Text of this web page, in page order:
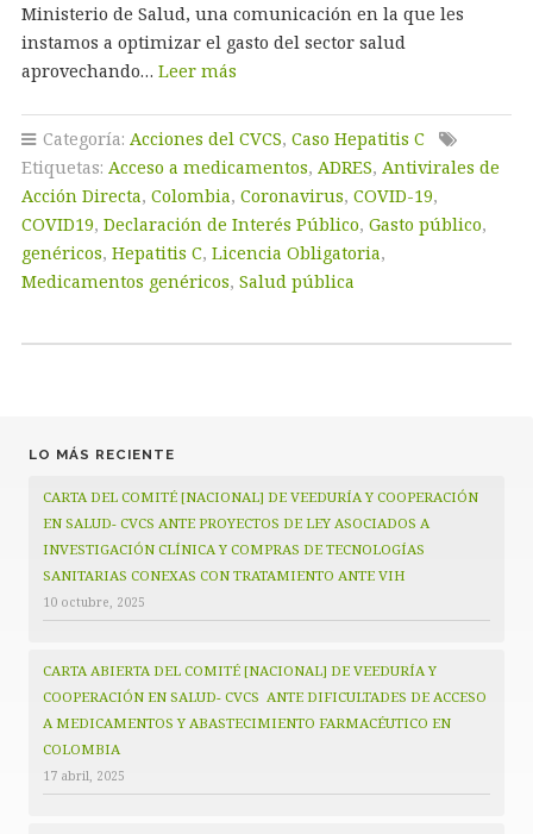
Ministerio de Salud, una comunicación en la que les
instamos a optimizar el gasto del sector salud
aprovechando… Leer más
Categoría: Acciones del CVCS, Caso Hepatitis C
Etiquetas: Acceso a medicamentos, ADRES, Antivirales de
Acción Directa, Colombia, Coronavirus, COVID-19,
COVID19, Declaración de Interés Público, Gasto público,
genéricos, Hepatitis C, Licencia Obligatoria,
Medicamentos genéricos, Salud pública
LO MÁS RECIENTE
CARTA DEL COMITÉ [NACIONAL] DE VEEDURÍA Y COOPERACIÓN
EN SALUD- CVCS ANTE PROYECTOS DE LEY ASOCIADOS A
INVESTIGACIÓN CLÍNICA Y COMPRAS DE TECNOLOGÍAS
SANITARIAS CONEXAS CON TRATAMIENTO ANTE VIH
10 octubre, 2025
CARTA ABIERTA DEL COMITÉ [NACIONAL] DE VEEDURÍA Y
COOPERACIÓN EN SALUD- CVCS ANTE DIFICULTADES DE ACCESO
A MEDICAMENTOS Y ABASTECIMIENTO FARMACÉUTICO EN
COLOMBIA
17 abril, 2025